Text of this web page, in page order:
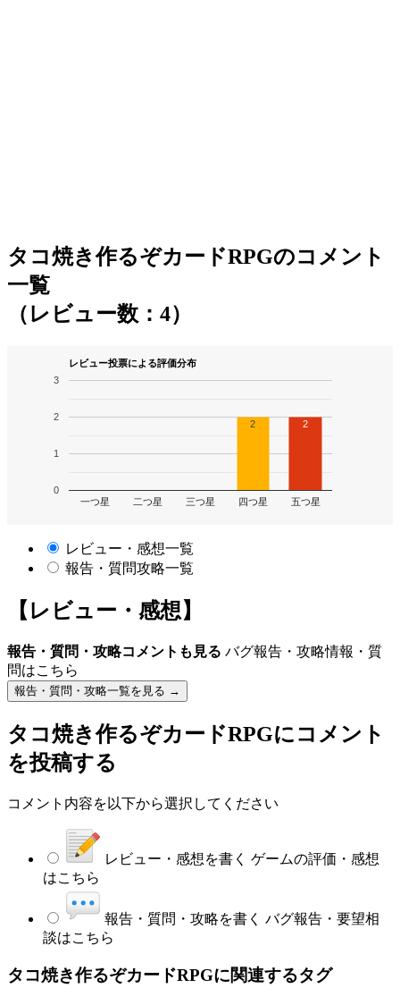
タコ焼き作るぞカードRPGのコメント
一覧
（レビュー数：4）
レビュー投票による評価分布
一つ星 二つ星 三つ星 四つ星 五つ星
0
1
2
3
2 2
レビュー・感想一覧
報告・質問攻略一覧
【レビュー・感想】
報告・質問・攻略コメントも見る バグ報告・攻略情報・質
問はこちら
報告・質問・攻略一覧を見る →
タコ焼き作るぞカードRPGにコメント
を投稿する
コメント内容を以下から選択してください
レビュー・感想を書く ゲームの評価・感想
はこちら
報告・質問・攻略を書く バグ報告・要望相
談はこちら
タコ焼き作るぞカードRPGに関連するタグ